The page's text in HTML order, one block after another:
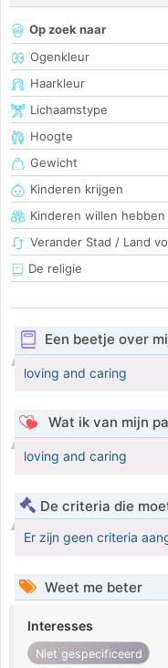
Op zoek naar
Ogenkleur
Haarkleur
Lichaamstype
Hoogte
Gewicht
Kinderen krijgen
Kinderen willen hebben
Verander Stad / Land
De religie
Een beetje over
loving and caring
Wat ik van mijn
loving and caring
De criteria die
Er zijn geen criteria
Weet me beter
Interesses
Niet gespecificeerd